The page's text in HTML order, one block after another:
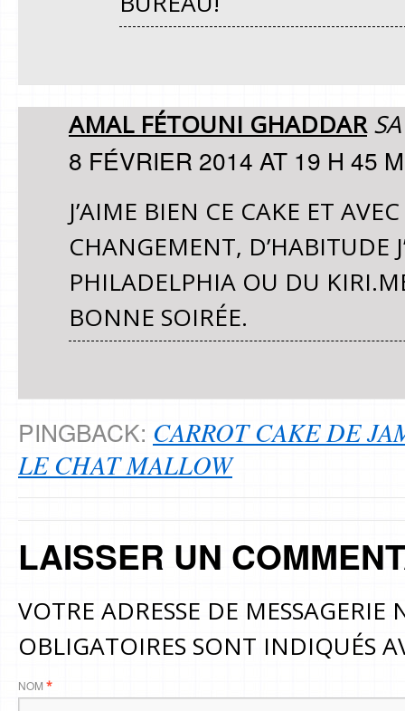
AMAL FÉTOUNI GHADDAR
8 FÉVRIER 2014 AT 19 H 45
J’AIME BIEN CE CAKE ET
CHANGEMENT, D’HABITUDE
PHILADELPHIA OU DU
BONNE SOIRÉE.
PINGBACK: CARROT CAKE DE
LE CHAT MALLOW
LAISSER UN
VOTRE ADRESSE DE MESSAGERIE
OBLIGATOIRES SONT INDIQUÉS
NOM *